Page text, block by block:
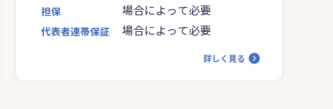
担保 場合によって必要
代表者連帯保証 場合によって必要
詳しく見る